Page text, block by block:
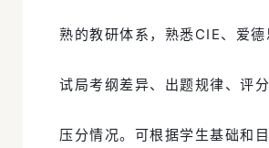
熟的教研体系，熟悉CIE、爱德
试局考纲差异、出题规律、评
压分情况。可根据学生基础和